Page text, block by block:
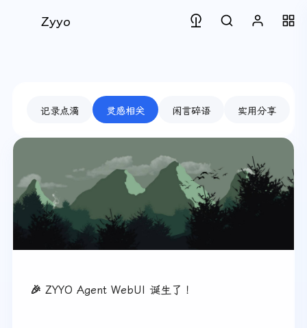
Zyyo
记录点滴 灵感相关 闲言碎语 实用分享
🎉 ZYYO Agent WebUI 诞生了！